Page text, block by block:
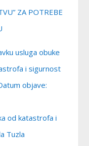
ZA POTREBE
usluga obuke
i sigurnost
objave:
od katastrofa i
Tuzla